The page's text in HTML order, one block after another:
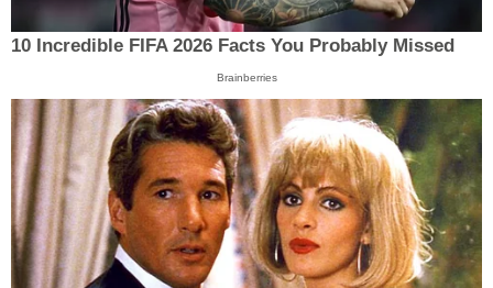
10 Incredible FIFA 2026 Facts You Probably Missed
Brainberries